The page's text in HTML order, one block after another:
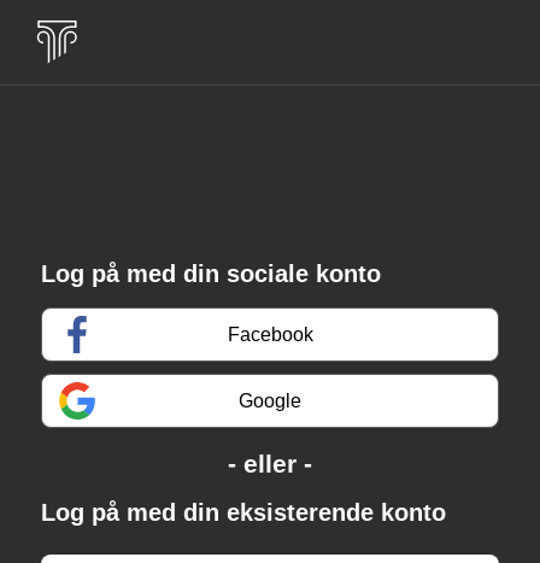
Log på med din sociale konto
Facebook
Google
Log på med din eksisterende konto